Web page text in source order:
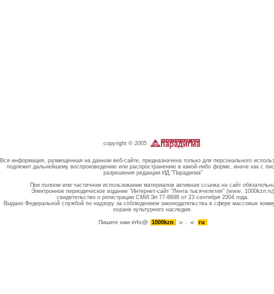
copyright © 2005
Вся информация, размещенная на данном веб-сайте, предназначена только для персонального
подлежит дальнейшему воспроизведению или распространению в какой-либо форме, иначе как с
разрешения редакции ИД "Парадигма"
При полном или частичном использовании материалов активная ссылка на сайт
Электронное периодическое издание "Интернет-сайт "Лента тысячелетия" (www. 1000kzn.ru)
свидетельство о регистрации СМИ Эл 77-8898 от 23 сентября 2004 года.
Выдано Федеральной службой по надзору за соблюдением законодательства в сфере массовых
охране культурного наследия.
Пишите намinfo@ 1000kzn . ru